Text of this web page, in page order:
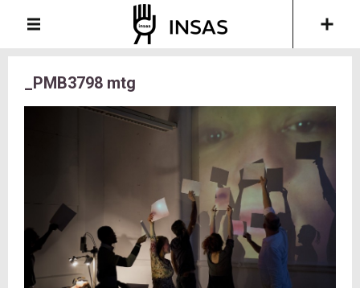
_PMB3798 mtg